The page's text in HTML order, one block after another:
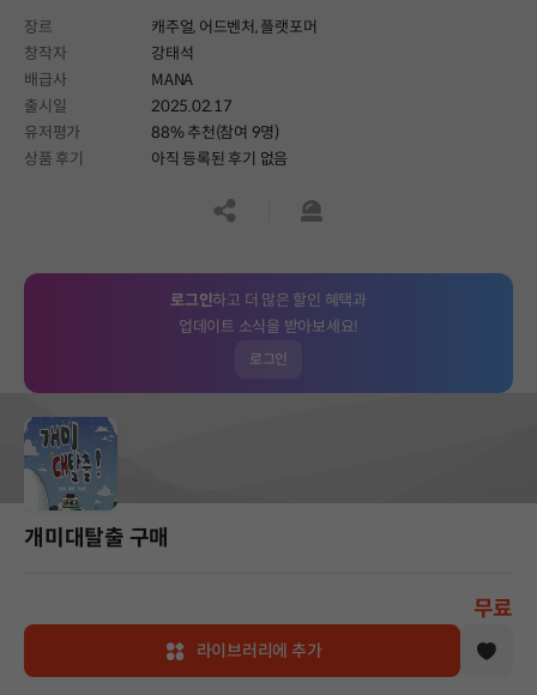
in your path.
장르 캐주얼, 어드벤처,플랫포머
창작자
강태석
배급사
MANA
출시일
2025.02.17
유저평가
88% 추천(참여 9명)
상품 후기
아직 등록된 후기 없음
공유하기신고하기
로그인하고 더 많은 할인 혜택과
업데이트 소식을 받아보세요!
로그인
개미대탈출 구매
무료
라이브러리에 추가